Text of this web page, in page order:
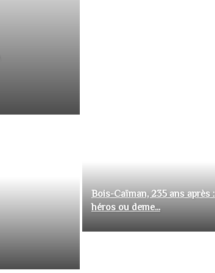
Bois-Caïman, 235 ans après
héros ou deme...